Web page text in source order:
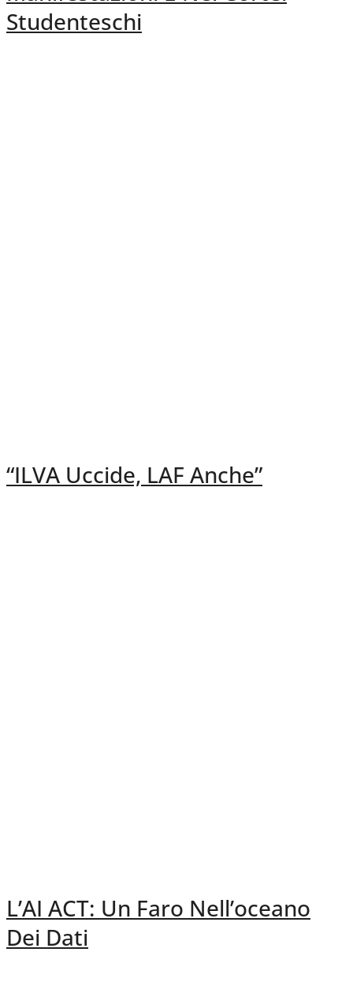
Studenteschi
“ILVA Uccide, LAF Anche”
L’AI ACT: Un Faro Nell’oceano
Dei Dati